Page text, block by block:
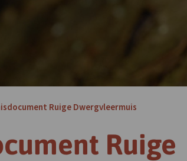
Ruige Dwergvleermuis
Ruige